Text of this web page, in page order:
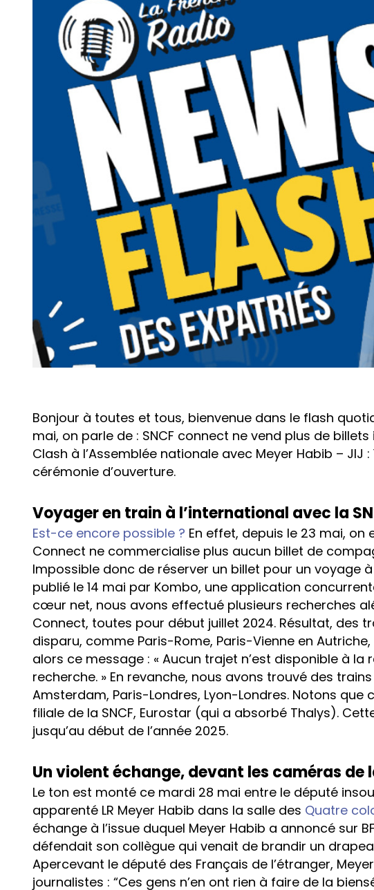
Bonjour à toutes et tous, bienvenue dans le flash
mai, on parle de : SNCF connect ne vend plus de
Clash à l’Assemblée nationale avec Meyer Habib – JIJ
cérémonie d’ouverture.
Voyager en train à l’international avec la
Est-ce encore possible ? En effet, depuis le 23 mai, on
Connect ne commercialise plus aucun billet de
Impossible donc de réserver un billet pour un voyage
publié le 14 mai par Kombo, une application
cœur net, nous avons effectué plusieurs recherches
Connect, toutes pour début juillet 2024. Résultat, des
disparu, comme Paris-Rome, Paris-Vienne en
alors ce message : « Aucun trajet n’est disponible à
recherche. » En revanche, nous avons trouvé des
Amsterdam, Paris-Londres, Lyon-Londres. Notons
filiale de la SNCF, Eurostar (qui a absorbé Thalys).
jusqu’au début de l’année 2025.
Un violent échange, devant les caméras de
Le ton est monté ce mardi 28 mai entre le député
apparenté LR Meyer Habib dans la salle des Quatre
échange à l’issue duquel Meyer Habib a annoncé sur
défendait son collègue qui venait de brandir un
Apercevant le député des Français de l’étranger,
journalistes : “Ces gens n’en ont rien à faire de la